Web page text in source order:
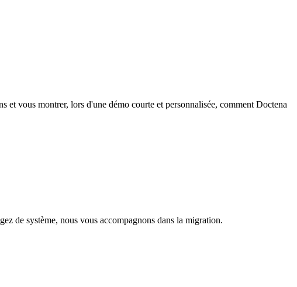
vous montrer, lors d'une démo courte et personnalisée, comment Doctena
de système, nous vous accompagnons dans la migration.